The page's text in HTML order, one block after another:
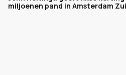
miljoenen pand in Amsterdam